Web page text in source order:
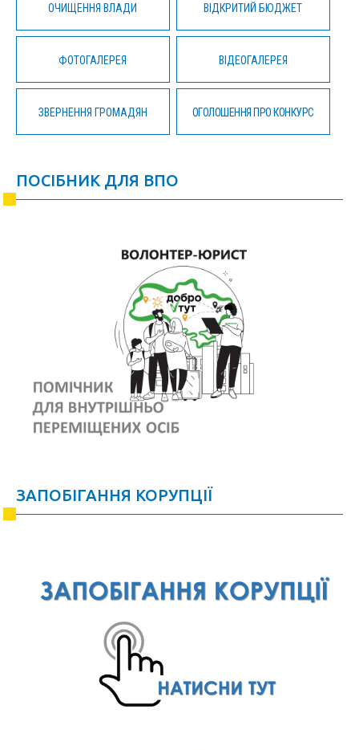
ОЧИЩЕННЯ ВЛАДИ ВІДКРИТИЙ БЮДЖЕТ
ФОТОГАЛЕРЕЯ ВІДЕОГАЛЕРЕЯ
ЗВЕРНЕННЯ ГРОМАДЯН ОГОЛОШЕННЯ ПРО КОНКУРС
ПОСІБНИК ДЛЯ ВПО
ЗАПОБІГАННЯ КОРУПЦІЇ